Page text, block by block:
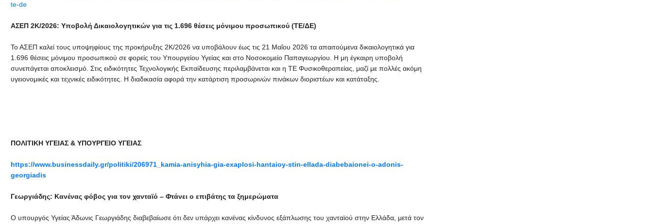
te-de
ΑΣΕΠ 2Κ/2026: Υποβολή Δικαιολογητικών για τις 1.696 θέσεις μόνιμου προσωπικού (ΤΕ/ΔΕ)
Το ΑΣΕΠ καλεί τους υποψηφίους της προκήρυξης 2Κ/2026 να υποβάλουν έως τις 21 Μαΐου 2026 τα απαιτούμενα δικαιολογητικά για
1.696 θέσεις μόνιμου προσωπικού σε φορείς του Υπουργείου Υγείας και στο Νοσοκομείο Παπαγεωργίου. Η μη έγκαιρη υποβολή
συνεπάγεται αποκλεισμό. Στις ειδικότητες Τεχνολογικής Εκπαίδευσης περιλαμβάνεται και η ΤΕ Φυσικοθεραπείας, μαζί με πολλές ακόμη
υγειονομικές και τεχνικές ειδικότητες. Η διαδικασία αφορά την κατάρτιση προσωρινών πινάκων διοριστέων και κατάταξης.
ΠΟΛΙΤΙΚΗ ΥΓΕΙΑΣ & ΥΠΟΥΡΓΕΙΟ ΥΓΕΙΑΣ
https://www.businessdaily.gr/politiki/206971_kamia-anisyhia-gia-exaplosi-hantaioy-stin-ellada-diabebaionei-o-adonis-
georgiadis
Γεωργιάδης: Κανένας φόβος για τον χανταϊό – Φτάνει ο επιβάτης τα ξημερώματα
Ο υπουργός Υγείας Άδωνις Γεωργιάδης διαβεβαίωσε ότι δεν υπάρχει κανένας κίνδυνος εξάπλωσης του χανταϊού στην Ελλάδα, μετά τον